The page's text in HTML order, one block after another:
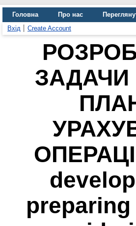
Головна Про нас
Вхід
Create Account